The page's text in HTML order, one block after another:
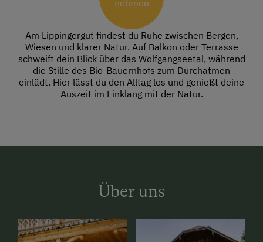
nehmen
Am Lippingergut findest du Ruhe zwischen Bergen,
Wiesen und klarer Natur. Auf Balkon oder Terrasse
schweift dein Blick über das Wolfgangseetal, während
die Stille des Bio-Bauernhofs zum Durchatmen
einlädt. Hier lässt du den Alltag los und genießt deine
Auszeit im Einklang mit der Natur.
Über uns